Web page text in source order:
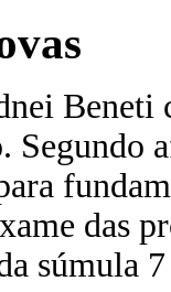
Beneti
Segundo
das
súmula